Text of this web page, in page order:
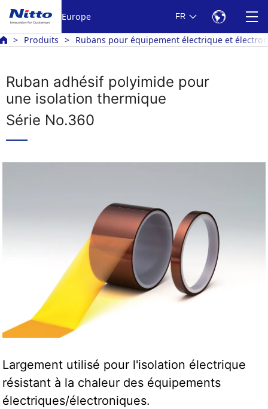
Europe FR
Produits Rubans pour équipement électrique et
Ruban adhésif polyimide pour
une isolation thermique
Série No.360
Largement utilisé pour l'isolation électrique
résistant à la chaleur des équipements
électriques/électroniques.